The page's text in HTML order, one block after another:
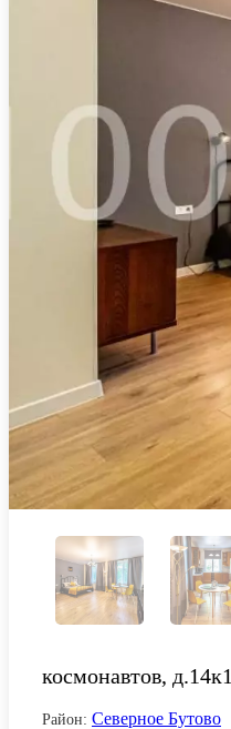
космонавтов, д.14к1
Район: Северное Бутово